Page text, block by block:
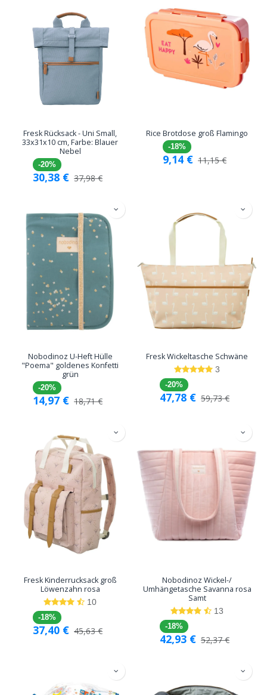
Fresk Rücksack - Uni Small,
33x31x10 cm, Farbe: Blauer
Nebel
-20%
30,38 € 37,98€
Rice Brotdose groß Flamingo
-18%
9,14 € 11,15€
Nobodinoz U-Heft Hülle
"Poema" goldenes Konfetti
grün
-20%
14,97 € 18,71€
Fresk Wickeltasche Schwäne
3
-20%
47,78 € 59,73€
Fresk Kinderrucksack groß
Löwenzahn rosa
10
-18%
37,40 € 45,63€
Nobodinoz Wickel-/
Umhängetasche Savanna rosa
Samt
13
-18%
42,93 € 52,37€